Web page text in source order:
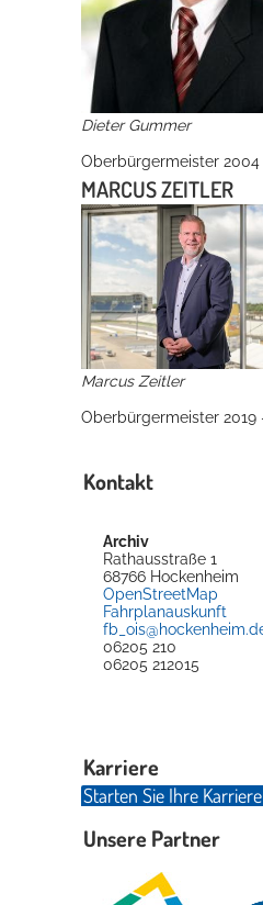
Dieter Gummer
Oberbürgermeister 2004
MARCUS ZEITLER
Marcus Zeitler
Oberbürgermeister 2019
Kontakt
Archiv
Rathausstraße 1
68766 Hockenheim
OpenStreetMap
Fahrplanauskunft
06205 210
06205 212015
Karriere
Starten Sie Ihre
Unsere Partner